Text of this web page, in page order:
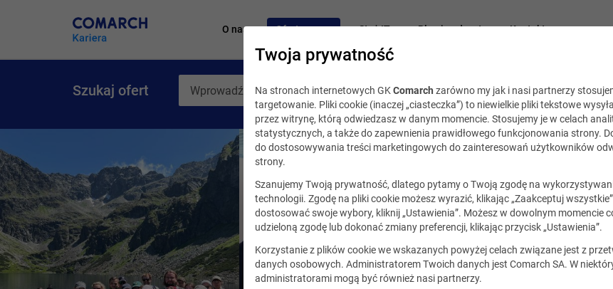
O nas Oferty pracy Staż IT Blog i podcast Kontakt
Szukaj ofert
Twoja prywatność
Na stronach internetowych GKComarch zarówno my jak i nasi partnerzy
targetowanie. Pliki cookie (inaczej „ciasteczka”) to niewielkie pliki tekstowe
przez witrynę, którą odwiedzasz w danym momencie. Stosujemy je w celach
statystycznych, a także do zapewnienia prawidłowego funkcjonowania strony.
do dostosowywania treści marketingowych do zainteresowań użytkowników
strony.
Szanujemy Twoją prywatność, dlatego pytamy o Twoją zgodę na
technologii. Zgodę na pliki cookie możesz wyrazić, klikając „Zaakceptuj
dostosować swoje wybory, kliknij „Ustawienia”. Możesz w dowolnym momencie
udzieloną zgodę lub dokonać zmiany preferencji, klikając przycisk „Ustawienia”.
Korzystanie z plików cookie we wskazanych powyżej celach związane jest z
danych osobowych. Administratorem Twoich danych jest Comarch SA. W
administratorami mogą być również nasi partnerzy.